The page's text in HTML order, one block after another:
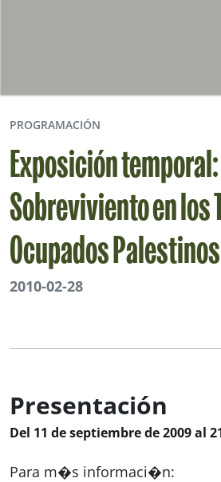
PROGRAMACIÓN
Exposición temporal:
Sobreviviento en los
Ocupados Palestinos
2010-02-28
Presentación
Del 11 de septiembre de 2009 al
Para m�s informaci�n: